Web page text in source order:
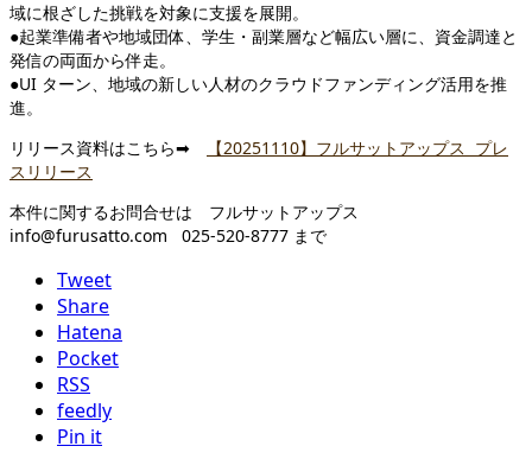
域に根ざした挑戦を対象に支援を展開。
●起業準備者や地域団体、学生・副業層など幅広い層に、資金調達と
発信の両面から伴走。
●UI ターン、地域の新しい人材のクラウドファンディング活用を推
進。
リリース資料はこちら➡
【20251110】フルサットアップス プレ
スリリース
本件に関するお問合せは フルサットアップス
info@furusatto.com 025-520-8777 まで
Tweet
Share
Hatena
Pocket
RSS
feedly
Pin it